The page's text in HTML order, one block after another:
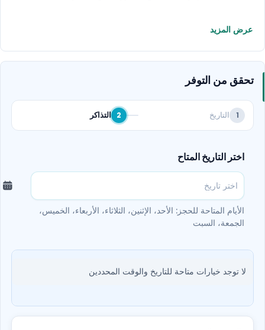
عرض المزيد
تحقق من التوفر
1 التاريخ 2 التذاكر
اختر التاريخ المتاح
الأيام المتاحة للحجز: الأحد، الإثنين، الثلاثاء، الأربعاء، الخميس،
الجمعة، السبت
لا توجد خيارات متاحة للتاريخ والوقت المحددين